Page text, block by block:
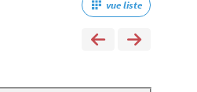
vue liste